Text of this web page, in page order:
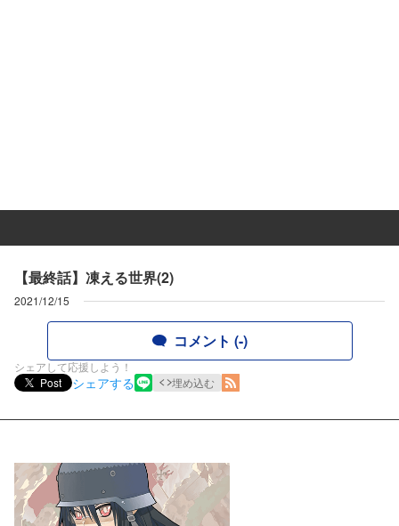
【最終話】凍える世界(2)
2021/12/15
コメント (-)
シェアして応援しよう！
Post
シェアする 埋め込む